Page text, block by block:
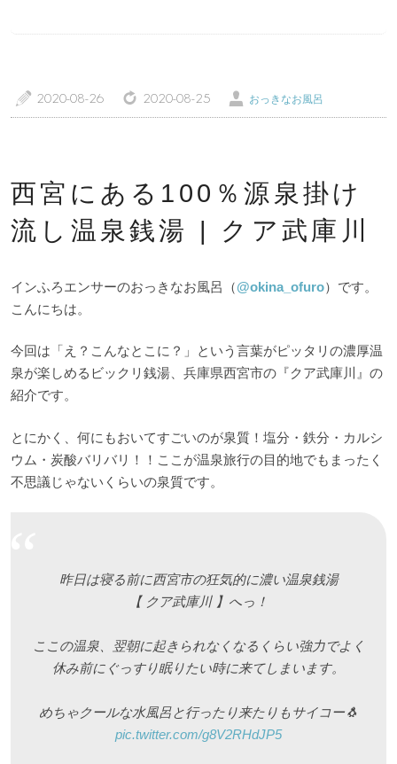
管理人随筆 当サイトについて
a 2020-08-26 z 2020-08-25 Ü おっきなお風呂
西宮にある100％源泉掛け
流し温泉銭湯 | クア武庫川
インふろエンサーのおっきなお風呂（@okina_ofuro）です。
こんにちは。
今回は「え？こんなとこに？」という言葉がピッタリの濃厚温
泉が楽しめるビックリ銭湯、兵庫県西宮市の『クア武庫川』の
紹介です。
とにかく、何にもおいてすごいのが泉質！塩分・鉄分・カルシ
ウム・炭酸バリバリ！！ここが温泉旅行の目的地でもまったく
不思議じゃないくらいの泉質です。
昨日は寝る前に西宮市の狂気的に濃い温泉銭湯
【 クア武庫川 】へっ！
ここの温泉、翌朝に起きられなくなるくらい強力でよく
休み前にぐっすり眠りたい時に来てしまいます。
めちゃクールな水風呂と行ったり来たりもサイコー🐧
pic.twitter.com/g8V2RHdJP5